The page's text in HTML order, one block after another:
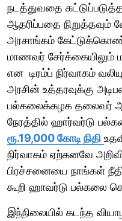
நடத்துவதை
ஆதரிப்பதை நிறுத்தவும்
அரசாங்கம்
மாணவர்
என டிரம்ப் நிர்வாகம்
அரசின் உத்தரவுக்கு
பல்கலைக்கழக தலைவர்
நேரத்தில் ஹார்வர்டு
ரூ.19,000 கோடி நிதி
நிர்வாகம் ஏற்கனவே
பிரச்சனையை நாங்கள்
கூறி ஹாவர்டு பல்கலை
இந்நிலையில் கடந்த